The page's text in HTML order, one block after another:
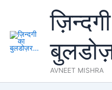
content
AVNEET MISHRA